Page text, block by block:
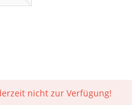
nicht zur Verfügung!